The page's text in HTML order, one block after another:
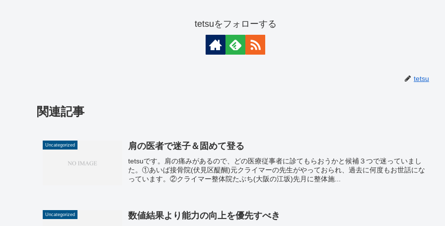
tetsuをフォローする
tetsu
関連記事
Uncategorized 肩の医者で迷子＆固めて登る
tetsuです。肩の痛みがあるので、どの医療従事者に診てもらおうかと候補３つで迷っていまし
た。①あいば接骨院(伏見区醍醐)元クライマーの先生がやっておられ、過去に何度もお世話にな
っています。②クライマー整体院たぶち(大阪の江坂)先月に整体施...
Uncategorized 数値結果より能力の向上を優先すべき